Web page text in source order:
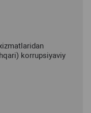
korrupsiyaviy